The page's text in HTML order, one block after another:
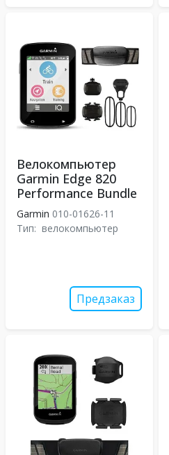
Велокомпьютер
Garmin Edge 820
Performance Bundle
Garmin 010-01626-11
Тип: велокомпьютер
Предзаказ